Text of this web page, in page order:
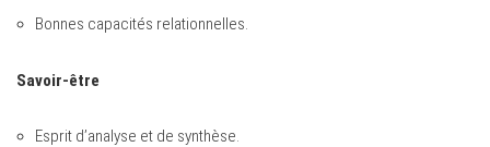
Bonnes capacités relationnelles.
Savoir-être
Esprit d’analyse et de synthèse.